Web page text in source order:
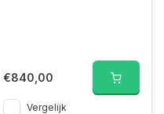
€840,00
Vergelijk